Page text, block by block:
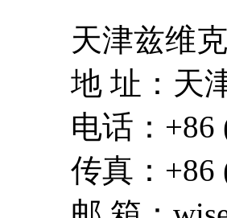
天津兹维
地 址：天
电话：+86
传真：+86